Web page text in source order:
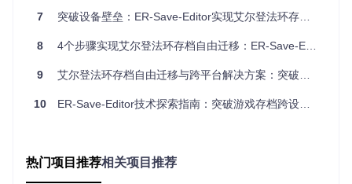
这一流程确保了在修改关键信息的同时，维持数据结构的完整
修改后配置文件能够被原始程序正确识别的关键步骤。
在进行任何配置迁移操作前，建议使用以下风险评估矩阵评估
操作可行性：
7 突破设备壁垒：ER-Save-Editor实现艾尔登法环存档跨平台迁移全解析
8 4个步骤实现艾尔登法环存档自由迁移：ER-Save-Editor全攻略
9 艾尔登法环存档自由迁移与跨平台解决方案：突破设备限制的完整指南
10 ER-Save-Editor技术探索指南：突破游戏存档跨设备限制的实践方案
热门项目推荐相关项目推荐